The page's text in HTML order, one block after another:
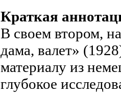
Краткая
В своем втором,
дама, валет»
материалу из
глубокое